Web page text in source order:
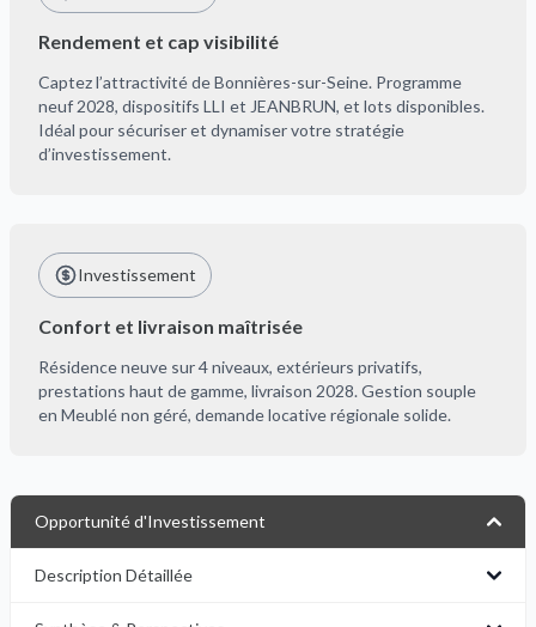
Rendement et cap visibilité
Captez l’attractivité de Bonnières-sur-Seine. Programme
neuf 2028, dispositifs LLI et JEANBRUN, et lots disponibles.
Idéal pour sécuriser et dynamiser votre stratégie
d’investissement.
Investissement
Confort et livraison maîtrisée
Résidence neuve sur 4 niveaux, extérieurs privatifs,
prestations haut de gamme, livraison 2028. Gestion souple
en Meublé non géré, demande locative régionale solide.
Opportunité d'Investissement
Description Détaillée